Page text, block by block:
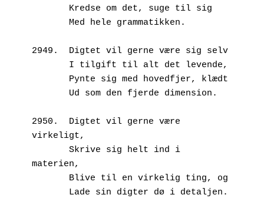
       Kredse om det, suge til sig
       Med hele grammatikken.
2949.  Digtet vil gerne være sig selv
       I tilgift til alt det levende,
       Pynte sig med hovedfjer, klædt
       Ud som den fjerde dimension.
2950.  Digtet vil gerne være
virkeligt,
materien,
       Blive til en virkelig ting, og
       Lade sin digter dø i detaljen.